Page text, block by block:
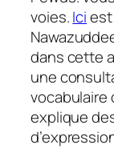
voies.Iciest
dans cette
une
explique